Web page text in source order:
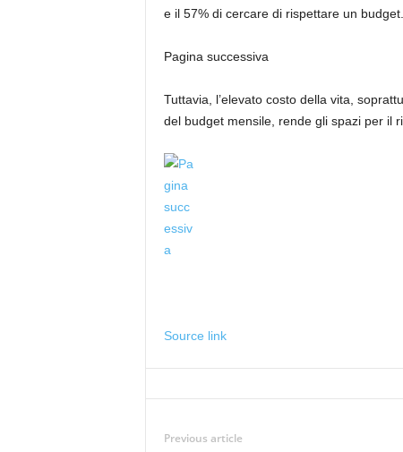
e il 57% di cercare di rispettare un budget.
Pagina successiva
Tuttavia, l’elevato costo della vita,
del budget mensile, rende gli spazi per il
Source link
Previous article